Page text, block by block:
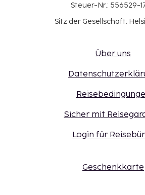
Steuer-Nr.: 556529-
Sitz der Gesellschaft:
Über uns
Sicher mit
Login für
Geschenkkarte